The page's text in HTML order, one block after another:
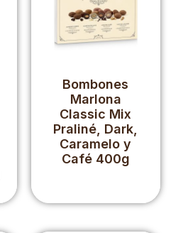
Bombones
Marlona
Classic Mix
Praliné, Dark,
Caramelo y
Café 400g